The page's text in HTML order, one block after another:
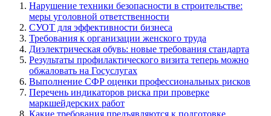
Нарушение техники безопасности в строительстве:
меры уголовной ответственности
СУОТ для эффективности бизнеса
Требования к организации женского труда
Диэлектрическая обувь: новые требования стандарта
Результаты профилактического визита теперь можно
обжаловать на Госуслугах
Выполнение СФР оценки профессиональных рисков
Перечень индикаторов риска при проверке
маркшейдерских работ